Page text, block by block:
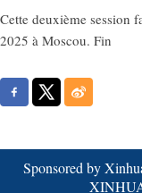
Cette deuxième session
2025 à Moscou. Fin
Sponsored by